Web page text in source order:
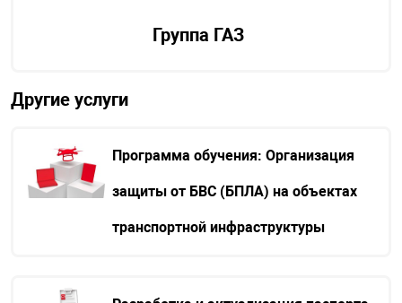
Группа ГАЗ
Другие услуги
Программа обучения: Организация
защиты от БВС (БПЛА) на объектах
транспортной инфраструктуры